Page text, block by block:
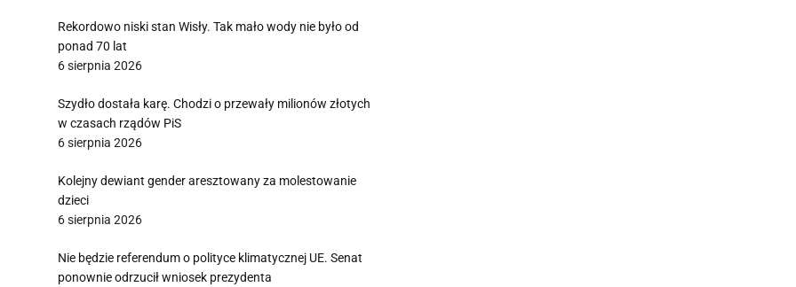
Rekordowo niski stan Wisły. Tak mało wody nie było od
ponad 70 lat
6 sierpnia 2026
Szydło dostała karę. Chodzi o przewały milionów złotych
w czasach rządów PiS
6 sierpnia 2026
Kolejny dewiant gender aresztowany za molestowanie
dzieci
6 sierpnia 2026
Nie będzie referendum o polityce klimatycznej UE. Senat
ponownie odrzucił wniosek prezydenta